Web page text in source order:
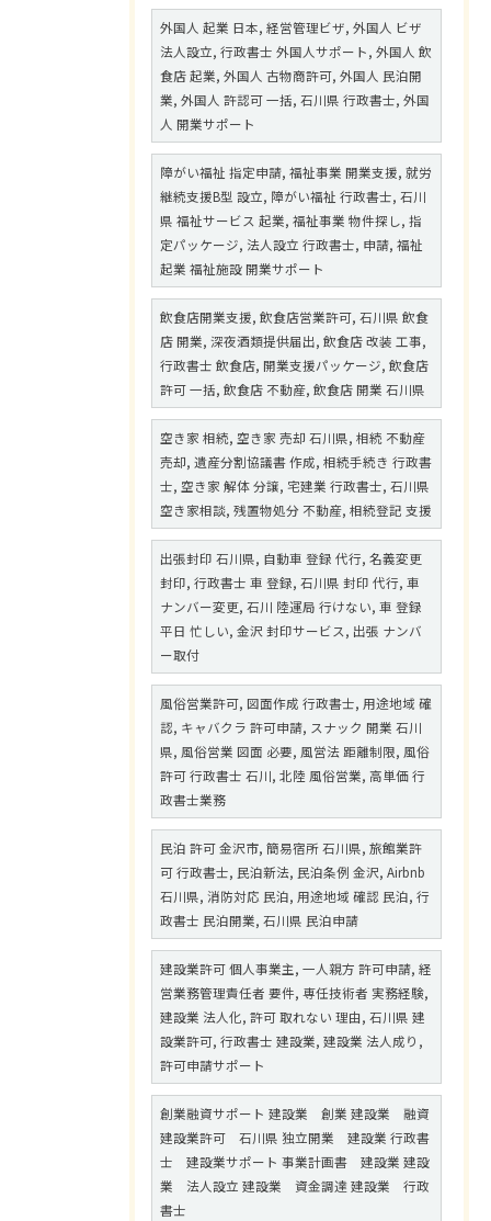
外国人 起業 日本, 経営管理ビザ, 外国人 ビザ
法人設立, 行政書士 外国人サポート, 外国人 飲
食店 起業, 外国人 古物商許可, 外国人 民泊開
業, 外国人 許認可 一括, 石川県 行政書士, 外国
人 開業サポート
障がい福祉 指定申請, 福祉事業 開業支援, 就労
継続支援B型 設立, 障がい福祉 行政書士, 石川
県 福祉サービス 起業, 福祉事業 物件探し, 指
定パッケージ, 法人設立 行政書士, 申請, 福祉
起業 福祉施設 開業サポート
飲食店開業支援, 飲食店営業許可, 石川県 飲食
店 開業, 深夜酒類提供届出, 飲食店 改装 工事,
行政書士 飲食店, 開業支援パッケージ, 飲食店
許可 一括, 飲食店 不動産, 飲食店 開業 石川県
空き家 相続, 空き家 売却 石川県, 相続 不動産
売却, 遺産分割協議書 作成, 相続手続き 行政書
士, 空き家 解体 分譲, 宅建業 行政書士, 石川県
空き家相談, 残置物処分 不動産, 相続登記 支援
出張封印 石川県, 自動車 登録 代行, 名義変更
封印, 行政書士 車 登録, 石川県 封印 代行, 車
ナンバー変更, 石川 陸運局 行けない, 車 登録
平日 忙しい, 金沢 封印サービス, 出張 ナンバ
ー取付
風俗営業許可, 図面作成 行政書士, 用途地域 確
認, キャバクラ 許可申請, スナック 開業 石川
県, 風俗営業 図面 必要, 風営法 距離制限, 風俗
許可 行政書士 石川, 北陸 風俗営業, 高単価 行
政書士業務
民泊 許可 金沢市, 簡易宿所 石川県, 旅館業許
可 行政書士, 民泊新法, 民泊条例 金沢, Airbnb
石川県, 消防対応 民泊, 用途地域 確認 民泊, 行
政書士 民泊開業, 石川県 民泊申請
建設業許可 個人事業主, 一人親方 許可申請, 経
営業務管理責任者 要件, 専任技術者 実務経験,
建設業 法人化, 許可 取れない 理由, 石川県 建
設業許可, 行政書士 建設業, 建設業 法人成り,
許可申請サポート
創業融資サポート 建設業 創業 建設業 融資
建設業許可 石川県 独立開業 建設業 行政書
士 建設業サポート 事業計画書 建設業 建設
業 法人設立 建設業 資金調達 建設業 行政
書士